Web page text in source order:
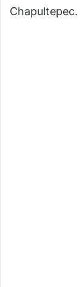
Chapultepec.